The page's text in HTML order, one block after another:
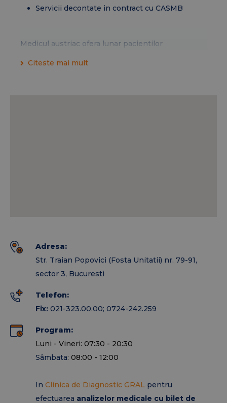
Servicii decontate in contract cu CASMB
Medicul austriac ofera lunar pacientilor
specialitati clinice
digestiva inferioara
gratuit in baza biletului de trimitere in Clinca de
Diagnostic Gral. Procedura este realizata de
catre
Dr. BOSONEA Paul - Medic specialist
gastroenterologie, cu mare experienta
litotritia
s-a efectuat prima data in privat la
Citeste mai mult
Adresa:
Str. Traian Popovici (Fosta Unitatii) nr. 79-91,
sector 3, Bucuresti
Telefon:
Fix: 021-323.00.00; 0724-242.259
Program:
Luni - Vineri: 07:30 - 20:30
Sâmbata: 08:00 - 12:00
In Clinica de Diagnostic GRAL pentru
efectuarea analizelor medicale cu bilet de